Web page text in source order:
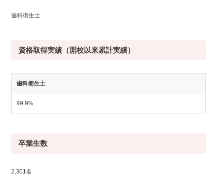
歯科衛生士
資格取得実績（開校以来累計実績）
歯科衛生士
99.9%
卒業生数
2,301名